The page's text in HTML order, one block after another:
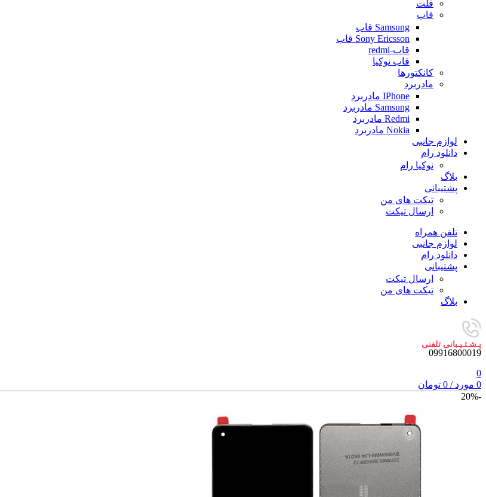
فلت
قاب
Samsung قاب
Sony Ericsson قاب
قاب-redmi
قاب نوکیا
کانکتورها
مادربرد
IPhone مادربرد
Samsung مادربرد
Redmi مادربرد
Nokia مادربرد
لوازم جانبی
دانلود رام
نوکیا رام
بلاگ
پشتیبانی
تیکت های من
ارسال تیکت
تلفن همراه
لوازم جانبی
دانلود رام
پشتیبانی
ارسال تیکت
تیکت های من
بلاگ
پـشـتـیـبانی تلفنی
09916800019
0
0 مورد /
0 تومان
-20%